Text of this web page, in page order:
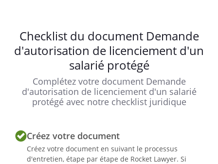
Checklist du document Demande
d'autorisation de licenciement d'un
salarié protégé
Complétez votre document Demande
d'autorisation de licenciement d'un salarié
protégé avec notre checklist juridique
Créez votre document
Créez votre document en suivant le processus
d'entretien, étape par étape de Rocket Lawyer. Si